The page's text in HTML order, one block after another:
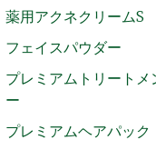
薬用アクネクリームS
フェイスパウダー
プレミアムトリートメ
ー
プレミアムヘアパック